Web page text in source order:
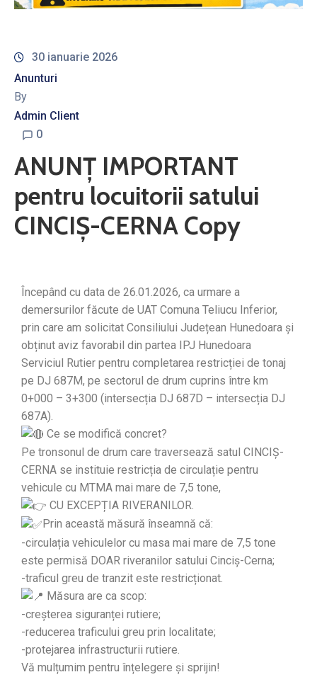
30 ianuarie 2026
Anunturi
By
Admin Client
0
ANUNȚ IMPORTANT
pentru locuitorii satului
CINCIȘ-CERNA Copy
Începând cu data de 26.01.2026, ca urmare a
demersurilor făcute de UAT Comuna Teliucu Inferior,
prin care am solicitat Consiliului Județean Hunedoara și
obținut aviz favorabil din partea IPJ Hunedoara
Serviciul Rutier pentru completarea restricției de tonaj
pe DJ 687M, pe sectorul de drum cuprins între km
0+000 – 3+300 (intersecția DJ 687D – intersecția DJ
687A).
Ce se modifică concret?
Pe tronsonul de drum care traversează satul CINCIȘ-
CERNA se instituie restricția de circulație pentru
vehicule cu MTMA mai mare de 7,5 tone,
CU EXCEPȚIA RIVERANILOR.
Prin această măsură înseamnă că:
-circulația vehiculelor cu masa mai mare de 7,5 tone
este permisă DOAR riveranilor satului Cinciș-Cerna;
-traficul greu de tranzit este restricționat.
Măsura are ca scop:
-creșterea siguranței rutiere;
-reducerea traficului greu prin localitate;
-protejarea infrastructurii rutiere.
Vă mulțumim pentru înțelegere și sprijin!